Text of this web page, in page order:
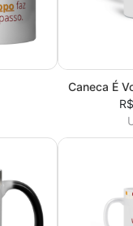
Caneca É